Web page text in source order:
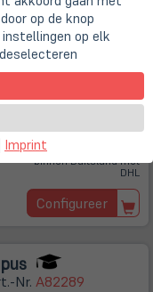
incl. BTW
binnen Duitsland met
DHL
Configureer
Nr. A82289
op de knop
op elk
Imprint